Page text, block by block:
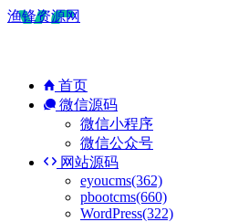
渔锋资源网
首页
微信源码
微信小程序
微信公众号
网站源码
eyoucms(362)
pbootcms(660)
WordPress(322)